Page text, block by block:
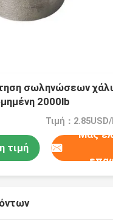
σωληνώσεων
2000lb
τιμή
Μας